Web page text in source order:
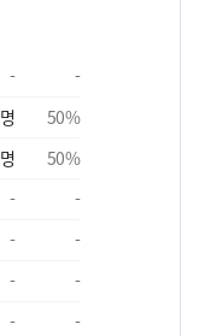
-
-
명 50%
명 50%
-
-
-
-
-
-
- -